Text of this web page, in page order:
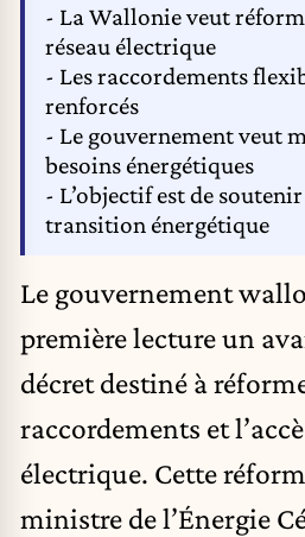
- La Wallonie veut
réseau électrique
- Les raccordements
renforcés
- Le gouvernement veut
besoins énergétiques
- L’objectif est de
transition énergétique
Le gouvernement
première lecture un
décret destiné à
raccordements et
électrique. Cette
ministre de l’Énergie